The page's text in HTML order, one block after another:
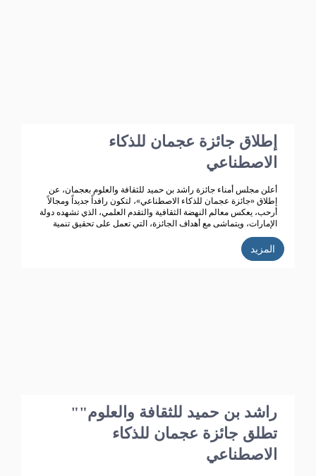
إطلاق جائزة عجمان للذكاء
الاصطناعي
أعلن مجلس أمناء جائزة راشد بن حميد للثقافة والعلوم بعجمان، عن
إطلاق «جائزة عجمان للذكاء الاصطناعي»، لتكون رافداً جديداً ومجالاً
أرحب، يعكس معالم النهضة الثقافية والتقدم العلمي، الذي تشهده دولة
الإمارات، ويتماشى مع أهداف الجائزة، التي تعمل على تحقيق تنمية
ثقافية متميزة.
المزيد
"راشد بن حميد للثقافة والعلوم"
تطلق جائزة عجمان للذكاء
الاصطناعي